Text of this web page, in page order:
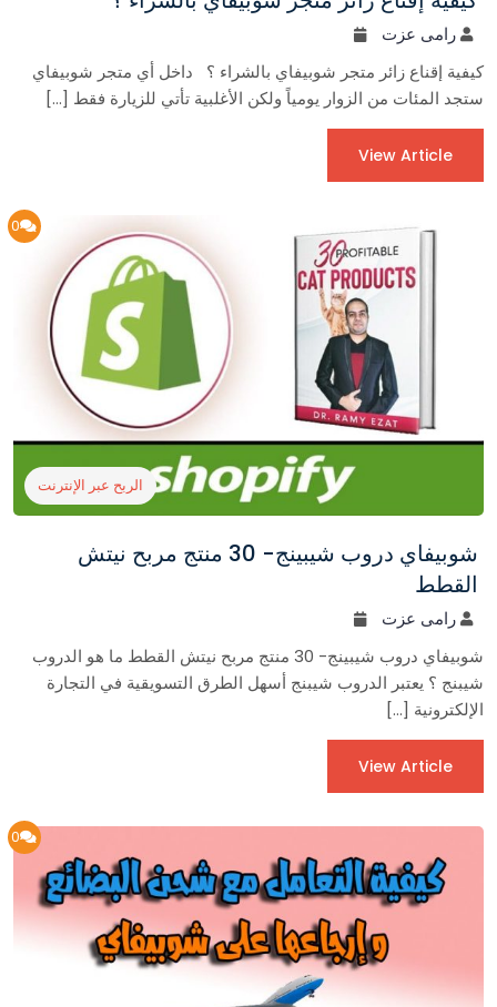
رامى عزت
كيفية إقناع زائر متجر شوبيفاي بالشراء ؟ داخل أي متجر شوبيفاي
ستجد المئات من الزوار يومياً ولكن الأغلبية تأتي للزيارة فقط […]
View Article
0
الربح عبر الإنترنت
شوبيفاي دروب شيبينج- 30 منتج مربح نيتش
القطط
رامى عزت
شوبيفاي دروب شيبينج- 30 منتج مربح نيتش القطط ما هو الدروب
شيبنج ؟ يعتبر الدروب شيبنج أسهل الطرق التسويقية في التجارة
الإلكترونية […]
View Article
0